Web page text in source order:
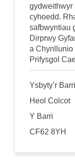
gydweithwyr
cyhoedd.
safbwyntiau
Dirprwy
a Chynllunio
Prifysgol
Ysbyty’r Barri
Heol Colcot
Y Barri
CF62 8YH